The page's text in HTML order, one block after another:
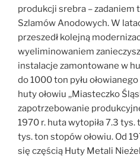
produkcji srebra – zadaniem
Szlamów Anodowych. W
przeszedł kolejną
wyeliminowaniem
instalacje zamontowane w
do 1000 ton pyłu
huty ołowiu ,,Miasteczko
zapotrzebowanie
1970 r. huta wytopiła 7.3 tys.
tys. ton stopów ołowiu. Od
się częścią Huty Metali